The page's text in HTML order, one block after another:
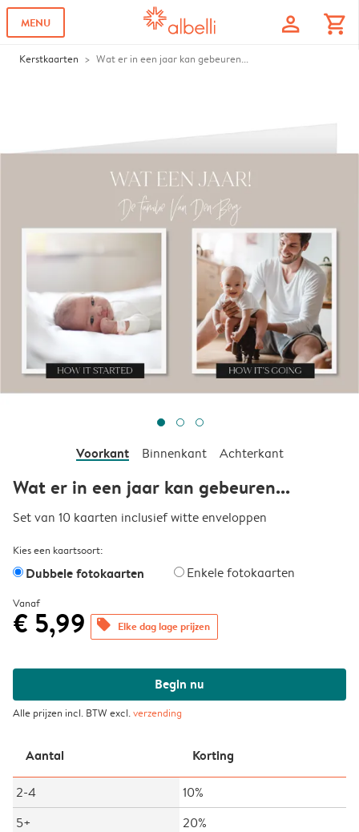
MENU profile shopping_cart
Kerstkaarten Wat er in een jaar kan gebeuren...
Voorkant Binnenkant Achterkant
Wat er in een jaar kan gebeuren...
Set van 10 kaarten inclusief witte enveloppen
Kies een kaartsoort:
Dubbele fotokaarten Enkele fotokaarten
Vanaf
€ 5,99 offers Elke dag lage prijzen
Begin nu
Alle prijzen incl. BTW excl.verzending
Aantal Korting
2-4
10%
5+
20%